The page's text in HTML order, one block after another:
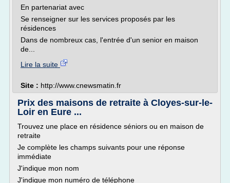
En partenariat avec
Se renseigner sur les services proposés par les
résidences
Dans de nombreux cas, l'entrée d'un senior en maison
de...
Lire la suite
Site : http://www.cnewsmatin.fr
Prix des maisons de retraite à Cloyes-sur-le-
Loir en Eure ...
Trouvez une place en résidence séniors ou en maison de
retraite
Je complète les champs suivants pour une réponse
immédiate
J'indique mon nom
J'indique mon numéro de téléphone